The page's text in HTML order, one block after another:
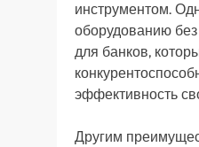
инструментом.
оборудованию
для банков,
эффективность
Другим